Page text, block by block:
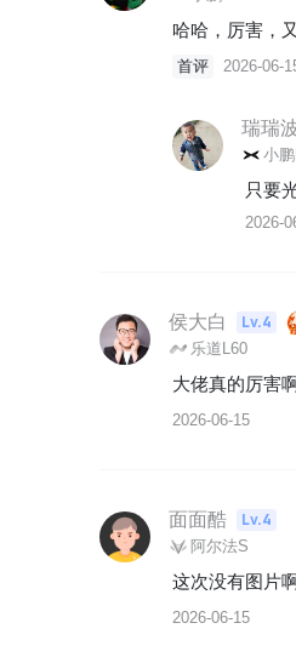
哈哈，厉害，
首评 2026-06-
瑞瑞
小
只要
2026-
侯大白 Lv.4
乐道L60
大佬真的厉害
2026-06-15
面面酷 Lv.4
阿尔法S
这次没有图片
2026-06-15